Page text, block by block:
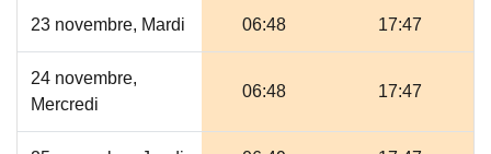
23 novembre, Mardi 06:48 17:47
24 novembre,
Mercredi
06:48 17:47